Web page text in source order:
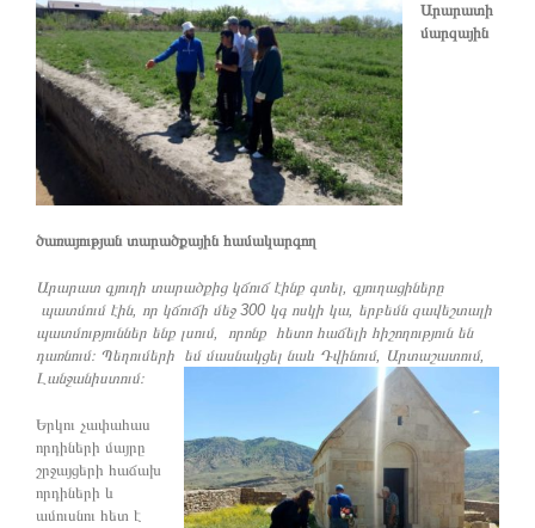
Արարատի
մարզային
ծառայության տարածքային համակարգող
Արարատ գյուղի տարածքից կճուճ էինք գտել, գյուղացիները
պատմում էին, որ կճուճի մեջ 300 կգ ոսկի կա, երբեմն զավեշտալի
պատմություններ ենք լսում, որոնք հետո հաճելի հիշողություն են
դառնում։ Պեղումերի եմ մասնակցել նաև Դվինում, Արտաշատում,
Լանջանիստում։
Երկու չափահաս
որդիների մայրը
շրջայցերի հաճախ
որդիների և
ամուսնու հետ է